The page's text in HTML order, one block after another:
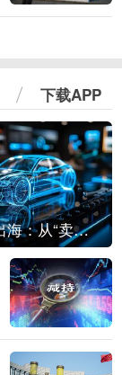
下载APP
中国汽车出海：从“卖出去”到“走进去”